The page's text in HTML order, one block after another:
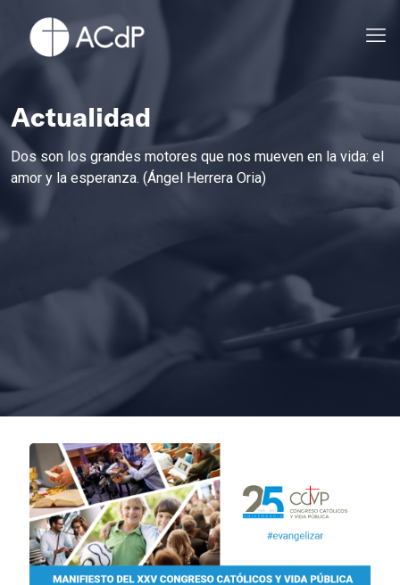
Actualidad
Dos son los grandes motores que nos mueven en la vida: el
amor y la esperanza. (Ángel Herrera Oria)